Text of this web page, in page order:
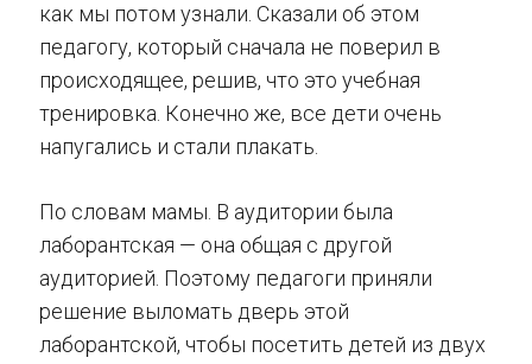
как мы потом узнали. Сказали об этом
педагогу, который сначала не поверил в
происходящее, решив, что это учебная
тренировка. Конечно же, все дети очень
напугались и стали плакать.
По словам мамы. В аудитории была
лаборантская — она общая с другой
аудиторией. Поэтому педагоги приняли
решение выломать дверь этой
лаборантской, чтобы посетить детей из двух